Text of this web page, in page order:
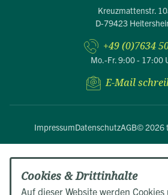
Kreuzmattenstr.
D-79423
+49 (0)7634
Mo.-Fr. 9:00 - 17:00
E-Mail
ImpressumDatenschutzAGB© 2026
Cookies & Drittinhalte
Auf dieser Website werden Cookies